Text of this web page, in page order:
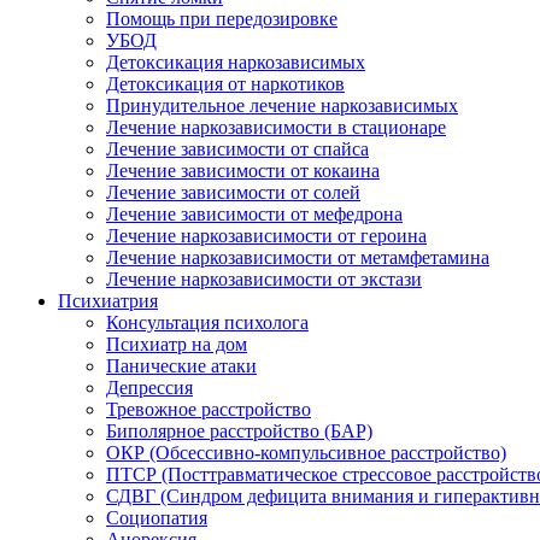
Помощь при передозировке
УБОД
Детоксикация наркозависимых
Детоксикация от наркотиков
Принудительное лечение наркозависимых
Лечение наркозависимости в стационаре
Лечение зависимости от спайса
Лечение зависимости от кокаина
Лечение зависимости от солей
Лечение зависимости от мефедрона
Лечение наркозависимости от героина
Лечение наркозависимости от метамфетамина
Лечение наркозависимости от экстази
Психиатрия
Консультация психолога
Психиатр на дом
Панические атаки
Депрессия
Тревожное расстройство
Биполярное расстройство (БАР)
ОКР (Обсессивно-компульсивное расстройство)
ПТСР (Посттравматическое стрессовое
СДВГ (Синдром дефицита внимания и
Социопатия